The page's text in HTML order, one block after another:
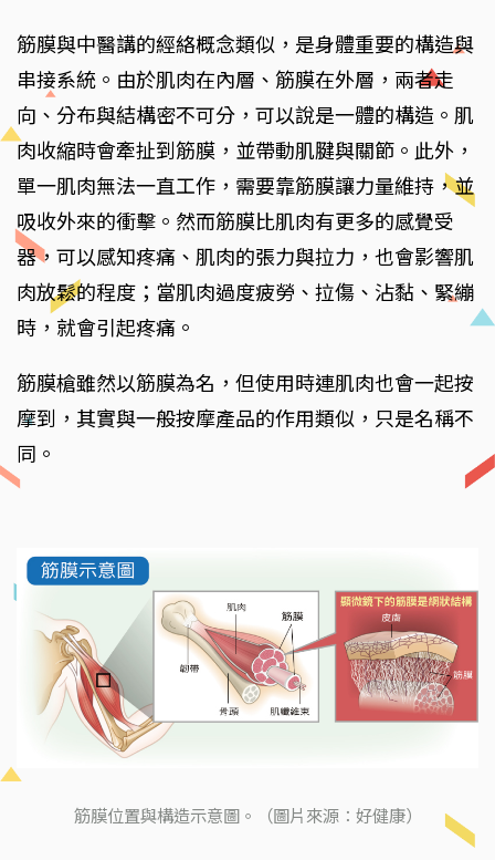
筋膜與中醫講的經絡概念類似，是身體重要的構造與
串接系統。由於肌肉在內層、筋膜在外層，兩者走
向、分布與結構密不可分，可以說是一體的構造。肌
肉收縮時會牽扯到筋膜，並帶動肌腱與關節。此外，
單一肌肉無法一直工作，需要靠筋膜讓力量維持，並
吸收外來的衝擊。然而筋膜比肌肉有更多的感覺受
器，可以感知疼痛、肌肉的張力與拉力，也會影響肌
肉放鬆的程度；當肌肉過度疲勞、拉傷、沾黏、緊繃
時，就會引起疼痛。
筋膜槍雖然以筋膜為名，但使用時連肌肉也會一起按
摩到，其實與一般按摩產品的作用類似，只是名稱不
同。
筋膜位置與構造示意圖。（圖片來源：好健康）